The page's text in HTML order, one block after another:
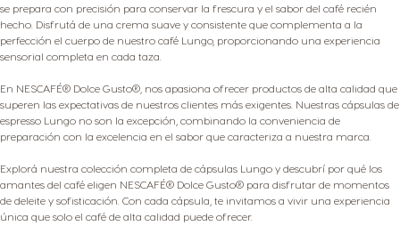
se prepara con precisión para conservar la frescura y el sabor del café recién
hecho. Disfrutá de una crema suave y consistente que complementa a la
perfección el cuerpo de nuestro café Lungo, proporcionando una experiencia
sensorial completa en cada taza.
En NESCAFÉ® Dolce Gusto®, nos apasiona ofrecer productos de alta calidad que
superen las expectativas de nuestros clientes más exigentes. Nuestras cápsulas de
espresso Lungo no son la excepción, combinando la conveniencia de
preparación con la excelencia en el sabor que caracteriza a nuestra marca.
Explorá nuestra colección completa de cápsulas Lungo y descubrí por qué los
amantes del café eligen NESCAFÉ® Dolce Gusto® para disfrutar de momentos
de deleite y sofisticación. Con cada cápsula, te invitamos a vivir una experiencia
única que solo el café de alta calidad puede ofrecer.